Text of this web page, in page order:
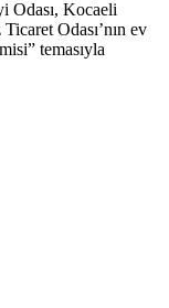
Odası, Kocaeli
Odası’nın ev
temasıyla